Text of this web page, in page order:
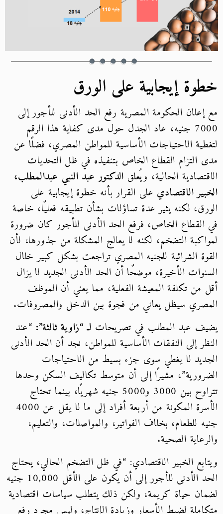
خطوة إيجابية على الورق
مع إعلان الحكومة المصرية رفع الحد الأدنى للأجور إلى
7000 جنيه، عاد الجدل حول مدى كفاية هذا الرقم
لتغطية الاحتياجات الأساسية للمواطن المصري، فضلًا عن
مدى التزام القطاع الخاص بتنفيذه في ظل التحديات
الاقتصادية الحالية، ويُعلق الدكتور عبد النبي عبدالمطلب،
الخبير الاقتصادي على القرار بأنه خطوة إيجابية على
الورق، لكنه يثير عدة تساؤلات بشأن تطبيقه فعليًا، خاصة
في القطاع الخاص، فرفع الحد الأدنى للأجور كان ضرورة
لمواكبة التضخم، لكنه لا يعالج المشكلة من جذورها، لأن
القوة الشرائية للجنيه المصري تراجعت بشكل كبير خلال
السنوات الأخيرة، موضحًا أن الحد الأدنى الجديد لا يزال
أقل من تكلفة المعيشة الفعلية، مما يعني أن الموظف
المصري سيظل يعاني من فجوة بين الدخل والمصروفات.
يضيف عبد المطلب في تصريحات لـ “زاوية ثالثة”: “عند
النظر إلى النفقات الأساسية للمواطن، نجد أن الحد الأدنى
الجديد لا يغطي سوى جزء بسيط من الاحتياجات
الضرورية”، مشيرًا إلى أن متوسط تكاليف السكن وحدها
تتراوح بين 3000 و5000 جنيه شهريًا، بينما تحتاج
الأسرة المكونة من أربعة أفراد إلى ما لا يقل عن 4000
جنيه للطعام، بخلاف الفواتير، والمواصلات، والتعليم،
والرعاية الصحية.
ويتابع الخبير الاقتصادي: “في ظل التضخم الحالي، يحتاج
الحد الأدنى للأجور إلى أن يكون على الأقل 10,000 جنيه
لضمان حياة كريمة، ولكن ذلك يتطلب سياسات اقتصادية